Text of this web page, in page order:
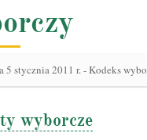
5 stycznia 2011 r. - Kodeks
wyborcze